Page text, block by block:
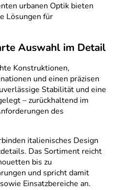
urbanen Optik bieten
Lösungen für
Auswahl im Detail
Konstruktionen,
und einen präzisen
Stabilität und eine
– zurückhaltend im
des
italienisches Design
Das Sortiment reicht
bis zu
und spricht damit
Einsatzbereiche an.